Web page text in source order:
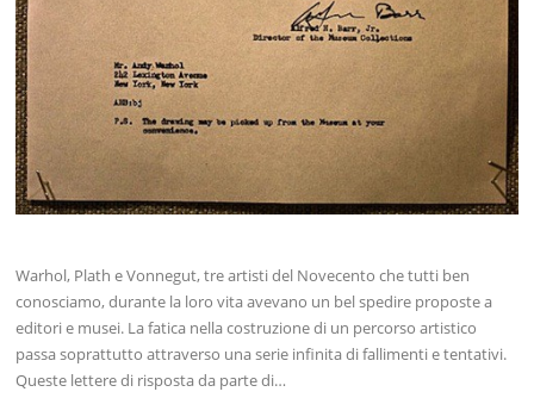
Warhol, Plath e Vonnegut, tre artisti del Novecento che tutti ben
conosciamo, durante la loro vita avevano un bel spedire proposte a
editori e musei. La fatica nella costruzione di un percorso artistico
passa soprattutto attraverso una serie infinita di fallimenti e tentativi.
Queste lettere di risposta da parte di…